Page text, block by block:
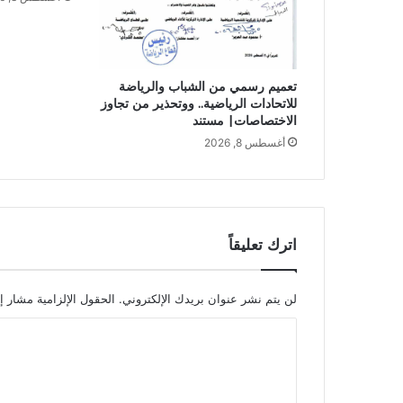
تعميم رسمي من الشباب والرياضة
للاتحادات الرياضية.. ووتحذير من تجاوز
الاختصاصات| مستند
أغسطس 8, 2026
اترك تعليقاً
لن يتم نشر عنوان بريدك الإلكتروني. الحقول الإلزامية مشار